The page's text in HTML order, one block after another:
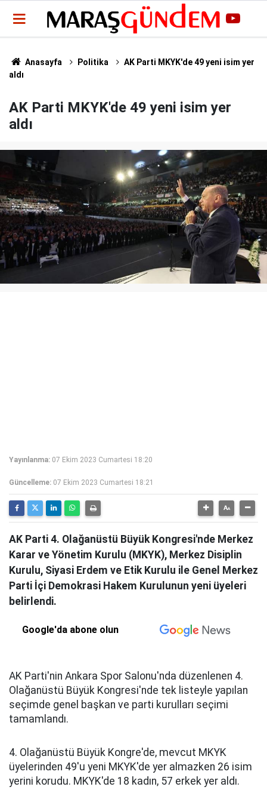
Anasayfa Politika
AK Parti MKYK'de 49 yeni isim yer
aldı
AK Parti MKYK'de 49 yeni isim yer
aldı
Yayınlanma: 07 Ekim 2023 Cumartesi 18:20
Güncelleme: 07 Ekim 2023 Cumartesi 18:21
AK Parti 4. Olağanüstü Büyük Kongresi'nde Merkez
Karar ve Yönetim Kurulu (MKYK), Merkez Disiplin
Kurulu, Siyasi Erdem ve Etik Kurulu ile Genel Merkez
Parti İçi Demokrasi Hakem Kurulunun yeni üyeleri
belirlendi.
Google'da abone olun
AK Parti'nin Ankara Spor Salonu'nda düzenlenen 4.
Olağanüstü Büyük Kongresi'nde tek listeyle yapılan
seçimde genel başkan ve parti kurulları seçimi
tamamlandı.
4. Olağanüstü Büyük Kongre'de, mevcut MKYK
üyelerinden 49'u yeni MKYK'de yer almazken 26 isim
yerini korudu. MKYK'de 18 kadın, 57 erkek yer aldı.